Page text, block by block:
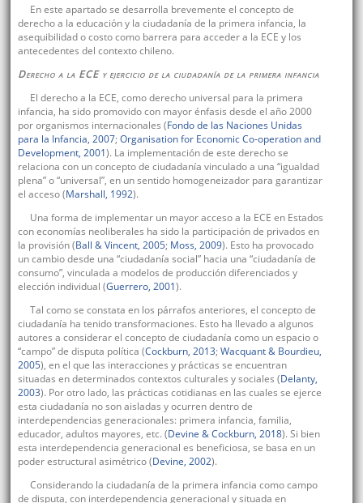
En este apartado se desarrolla brevemente el concepto de
derecho a la educación y la ciudadanía de la primera infancia, la
asequibilidad o costo como barrera para acceder a la ECE y los
antecedentes del contexto chileno.
Derecho a la ECE y ejercicio de la ciudadanía de la primera infancia
El derecho a la ECE, como derecho universal para la primera
infancia, ha sido promovido con mayor énfasis desde el año 2000
por organismos internacionales (Fondo de las Naciones Unidas
para la Infancia, 2007; Organisation for Economic Co-operation and
Development, 2001). La implementación de este derecho se
relaciona con un concepto de ciudadanía vinculado a una “igualdad
plena” o “universal”, en un sentido homogeneizador para garantizar
el acceso (Marshall, 1992).
Una forma de implementar un mayor acceso a la ECE en Estados
con economías neoliberales ha sido la participación de privados en
la provisión (Ball & Vincent, 2005; Moss, 2009). Esto ha provocado
un cambio desde una “ciudadanía social” hacia una “ciudadanía de
consumo”, vinculada a modelos de producción diferenciados y
elección individual (Guerrero, 2001).
Tal como se constata en los párrafos anteriores, el concepto de
ciudadanía ha tenido transformaciones. Esto ha llevado a algunos
autores a considerar el concepto de ciudadanía como un espacio o
“campo” de disputa política (Cockburn, 2013; Wacquant & Bourdieu,
2005), en el que las interacciones y prácticas se encuentran
situadas en determinados contextos culturales y sociales (Delanty,
2003). Por otro lado, las prácticas cotidianas en las cuales se ejerce
esta ciudadanía no son aisladas y ocurren dentro de
interdependencias generacionales: primera infancia, familia,
educador, adultos mayores, etc. (Devine & Cockburn, 2018). Si bien
esta interdependencia generacional es beneficiosa, se basa en un
poder estructural asimétrico (Devine, 2002).
Considerando la ciudadanía de la primera infancia como campo
de disputa, con interdependencia generacional y situada en